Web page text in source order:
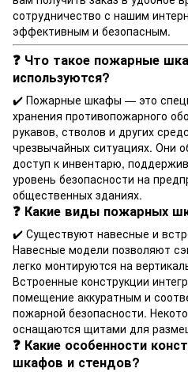
сотрудничество с нашим
эффективным и безопасным.
❓ Что такое пожарные
используются?
✔️ Пожарные шкафы — это
хранения противопожарного
рукавов, стволов и других
чрезвычайных ситуациях. Они
доступ к инвентарю,
уровень безопасности на
общественных зданиях.
❓ Какие виды пожарных
✔️ Существуют навесные и
Навесные модели позволяют
легко монтируются на
Встроенные конструкции
помещение аккуратным и
пожарной безопасности.
оснащаются щитами для
❓ Какие особенности
шкафов и стендов?